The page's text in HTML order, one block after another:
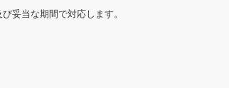
妥当な期間で対応します。